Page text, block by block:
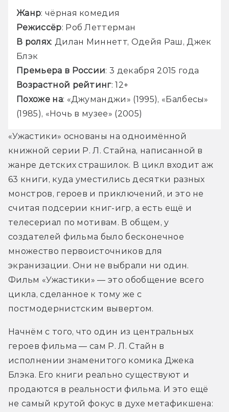
Жанр
Режиссёр
В ролях: Дилан Миннетт, Одейя Раш, Джек
Премьера в России
Возрастной рейтинг
Похоже на: «Джуманджи» (1995), «Балбесы»
(1985), «Ночь в музее» (2005)
«Ужастики» основаны на одноимённой
книжной серии Р. Л. Стайна, написанной в
жанре детских страшилок. В цикл входит аж
63 книги, куда уместились десятки разных
монстров, героев и приключений, и это не
считая подсерии книг-игр, а есть ещё и
телесериал по мотивам. В общем, у
создателей фильма было бесконечное
множество первоисточников для
экранизации. Они не выбрали ни один.
Фильм «Ужастики» — это обобщение всего
цикла, сделанное к тому же с
постмодернистским вывертом.
Начнём с того, что один из центральных
героев фильма — сам Р. Л. Стайн в
исполнении знаменитого комика Джека
Блэка. Его книги реально существуют и
продаются в реальности фильма. И это ещё
не самый крутой фокус в духе метафикшена: